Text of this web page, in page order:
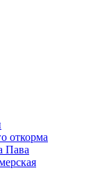
откорма
Пава